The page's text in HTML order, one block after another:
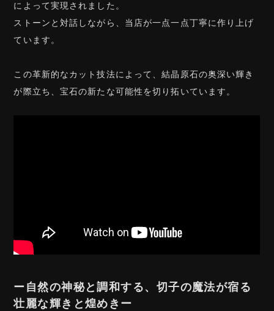
によって実現されました。
ストーンと対話しながら、当店が一点一点丁寧に作り上げ
ています。
この革新的なカット技法によって、結晶原石の奥深い輝き
が際立ち、宝石の新たな可能性を切り拓いています。
ー自然の神秘と調和する、切子の魔法が宿る
壮麗な輝きと煌めきー